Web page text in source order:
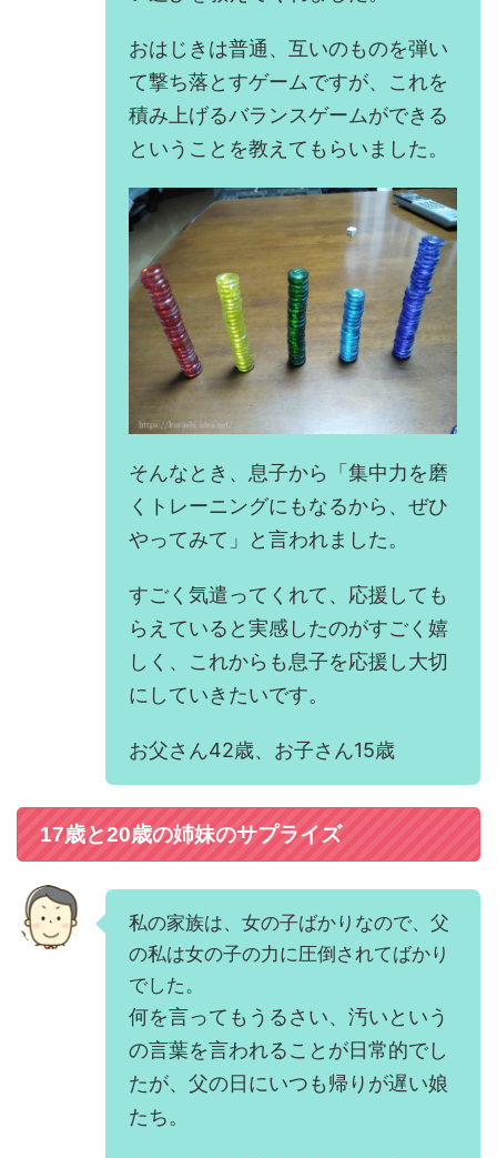
おはじきは普通、互いのものを弾い
て撃ち落とすゲームですが、これを
積み上げるバランスゲームができる
ということを教えてもらいました。
そんなとき、息子から「集中力を磨
くトレーニングにもなるから、ぜひ
やってみて」と言われました。
すごく気遣ってくれて、応援しても
らえていると実感したのがすごく嬉
しく、これからも息子を応援し大切
にしていきたいです。
お父さん42歳、お子さん15歳
17歳と20歳の姉妹のサプライズ
私の家族は、女の子ばかりなので、父
の私は女の子の力に圧倒されてばかり
でした。
何を言ってもうるさい、汚いという
の言葉を言われることが日常的でし
たが、父の日にいつも帰りが遅い娘
たち。